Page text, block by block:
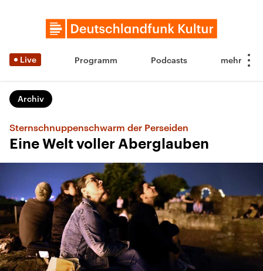
Live Programm Podcasts
Archiv
Sternschnuppenschwarm der Perseiden
Eine Welt voller Aberglauben